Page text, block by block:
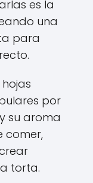
es la
una
para
por
su aroma
comer,
torta.